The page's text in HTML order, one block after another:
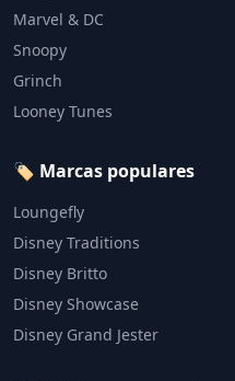
Marvel & DC
Snoopy
Grinch
Looney Tunes
🏷️ Marcas populares
Loungefly
Disney Traditions
Disney Britto
Disney Showcase
Disney Grand Jester